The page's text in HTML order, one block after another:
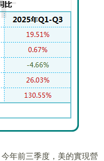
今年前三季度，美的實現營